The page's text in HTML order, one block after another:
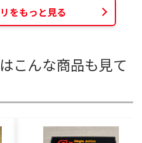
をもっと見る
こんな商品も見て